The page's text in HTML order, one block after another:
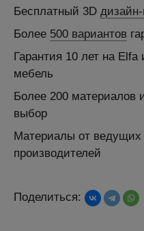
Бесплатный 3D дизайн-
Более 500 вариантов
Гарантия 10 лет на Elfa
мебель
Более 200 материалов
выбор
Материалы от ведущих
производителей
Поделиться: